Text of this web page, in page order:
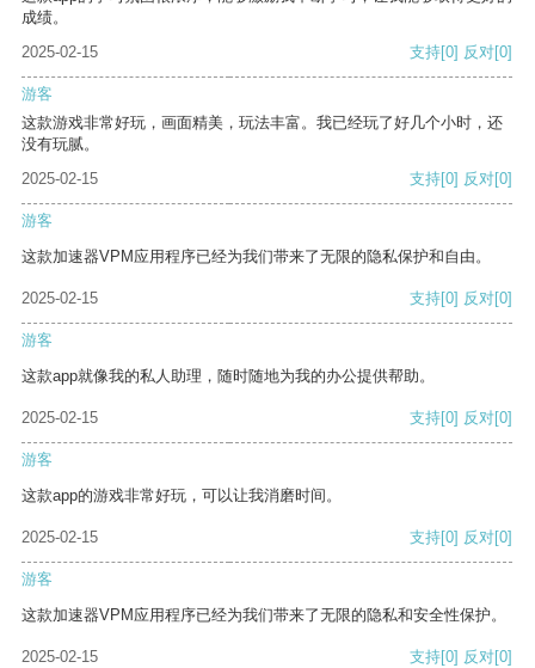
成绩。
2025-02-15
支持[0] 反对[0]
游客
这款游戏非常好玩，画面精美，玩法丰富。我已经玩了好几个小时，还
没有玩腻。
2025-02-15
支持[0] 反对[0]
游客
这款加速器VPM应用程序已经为我们带来了无限的隐私保护和自由。
2025-02-15 支持[0] 反对[0]
游客
这款app就像我的私人助理，随时随地为我的办公提供帮助。
2025-02-15 支持[0] 反对[0]
游客
这款app的游戏非常好玩，可以让我消磨时间。
2025-02-15 支持[0] 反对[0]
游客
这款加速器VPM应用程序已经为我们带来了无限的隐私和安全性保护。
2025-02-15 支持[0] 反对[0]